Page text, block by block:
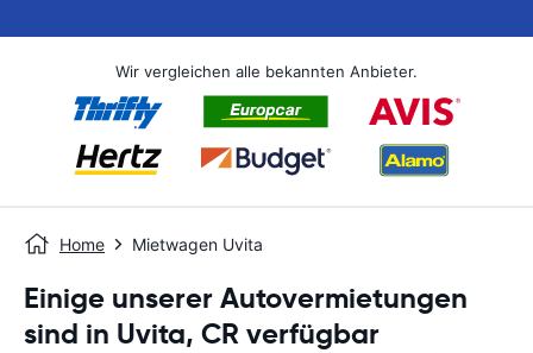
Wir vergleichen alle bekannten Anbieter.
Home Mietwagen Uvita
Einige unserer Autovermietungen
sind in Uvita, CR verfügbar